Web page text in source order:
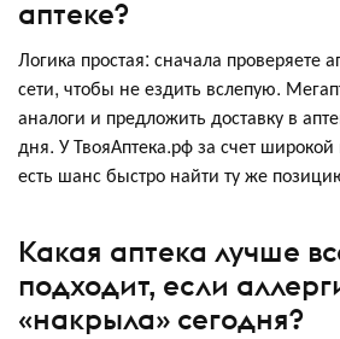
аптеке?
Логика простая: сначала проверяете
сети, чтобы не ездить вслепую.
аналоги и предложить доставку в
дня. У ТвояАптека.рф за счет
есть шанс быстро найти ту же
Какая аптека лучше
подходит, если
«накрыла» сегодня?